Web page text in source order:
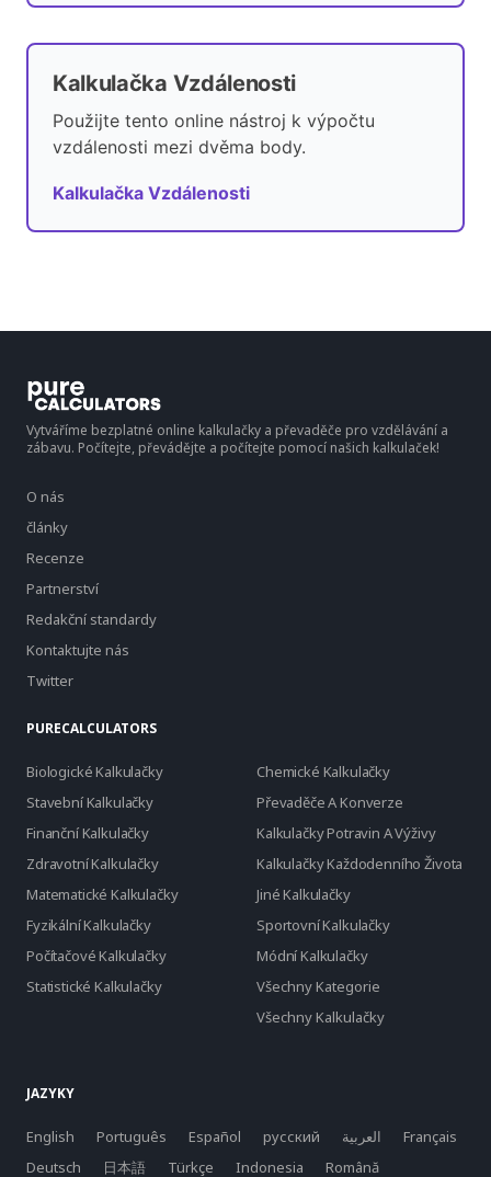
Kalkulačka Vzdálenosti
Použijte tento online nástroj k výpočtu
vzdálenosti mezi dvěma body.
Kalkulačka Vzdálenosti
Vytváříme bezplatné online kalkulačky a převaděče pro vzdělávání a
zábavu. Počítejte, převádějte a počítejte pomocí našich kalkulaček!
O nás
články
Recenze
Partnerství
Redakční standardy
Kontaktujte nás
Twitter
PURECALCULATORS
Biologické Kalkulačky
Chemické Kalkulačky
Stavební Kalkulačky
Převaděče A Konverze
Finanční Kalkulačky
Kalkulačky Potravin A Výživy
Zdravotní Kalkulačky
Kalkulačky Každodenního Života
Matematické Kalkulačky
Jiné Kalkulačky
Fyzikální Kalkulačky
Sportovní Kalkulačky
Počítačové Kalkulačky
Módní Kalkulačky
Statistické Kalkulačky
Všechny Kategorie
Všechny Kalkulačky
JAZYKY
English Português Español русский العربية
Français
Deutsch
日本語 Türkçe Indonesia Română